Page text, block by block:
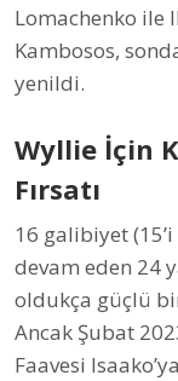
Lomachenko ile
Kambosos,
yenildi.
Wyllie İçin
Fırsatı
16 galibiyet
devam eden 24
oldukça güçlü
Ancak Şubat
Faavesi